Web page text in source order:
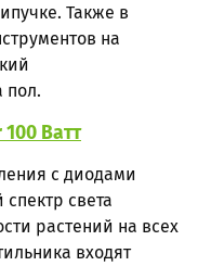
Также в
на
пол.
Ватт
с диодами
света
растений на всех
входят